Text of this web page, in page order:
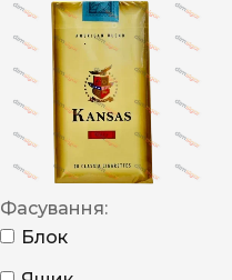
Фасування:
Блок